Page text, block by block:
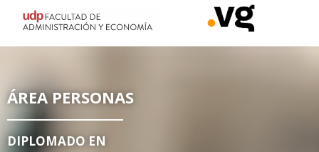
ÁREA PERSONAS
DIPLOMADO EN